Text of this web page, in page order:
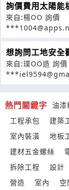
詢價費用太陽能
來自:楊OO 詢價
想詢問工地安全
來自:璞OO造 詢價
熱門關鍵字 油漆
工程承包
建築
室內裝潢
地板
建材五金螺絲
拆除工程
設計
營造
室內 空